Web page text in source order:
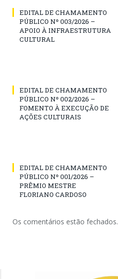
EDITAL DE CHAMAMENTO
PÚBLICO Nº 003/2026 –
APOIO À INFRAESTRUTURA
CULTURAL
EDITAL DE CHAMAMENTO
PÚBLICO Nº 002/2026 –
FOMENTO À EXECUÇÃO DE
AÇÕES CULTURAIS
EDITAL DE CHAMAMENTO
PÚBLICO Nº 001/2026 –
PRÊMIO MESTRE
FLORIANO CARDOSO
Os comentários estão fechados.